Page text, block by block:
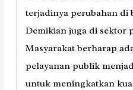
terjadinya perubahan di
Demikian juga di sektor
Masyarakat berharap
pelayanan publik
untuk meningkatkan